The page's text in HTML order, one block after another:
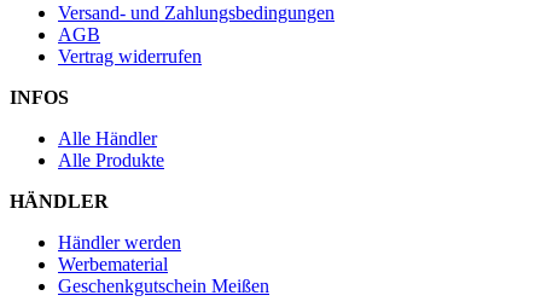
Versand- und Zahlungsbedingungen
AGB
Vertrag widerrufen
INFOS
Alle Händler
Alle Produkte
HÄNDLER
Händler werden
Werbematerial
Geschenkgutschein Meißen